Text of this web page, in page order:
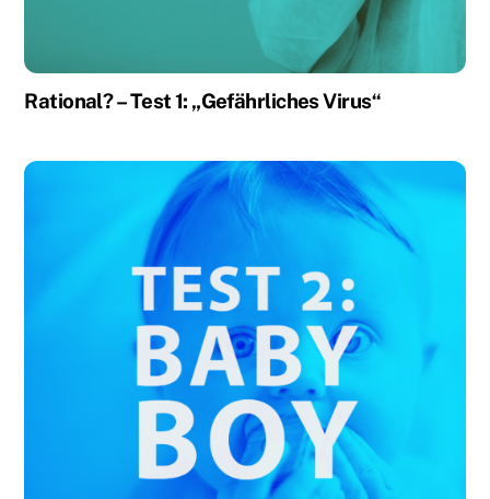
Rational? – Test 1: „Gefährliches Virus“